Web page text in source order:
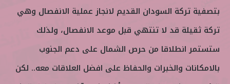
بتصفية تركة السودان القديم لانجاز عملية الانفصال وهي
تركة ثقيلة قد لا تنتهي قبل موعد الانفصال، ولذلك
ستستمر انطلاقا من حرص الشمال على دعم الجنوب
بالامكانات والخبرات والحفاظ على افضل العلاقات معه.. لكن